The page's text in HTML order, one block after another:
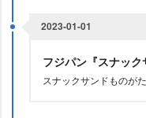
2023-01-01
フジパン『スナック
スナックサンドものが